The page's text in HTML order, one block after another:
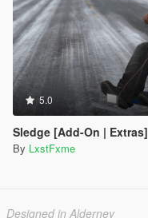
5.0
Sledge [Add-On | Extras]
By LxstFxme
Designed in Alderney